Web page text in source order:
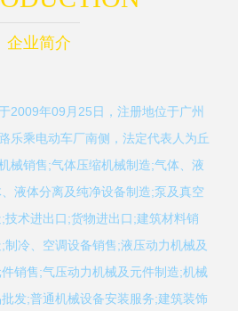
企业简介
2009年09月25日，注册地位于广州
乐乘电动车厂南侧，法定代表人为丘
械销售;气体压缩机械制造;气体、液
液体分离及纯净设备制造;泵及真空
术进出口;货物进出口;建筑材料销
冷、空调设备销售;液压动力机械及
销售;气压动力机械及元件制造;机械
发;普通机械设备安装服务;建筑装饰